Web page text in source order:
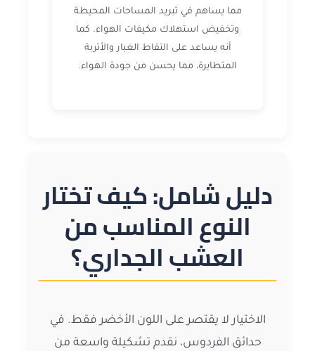
مما يساهم في تبريد المساحات المحيطة
وتخفيض استهلاك مكيفات الهواء. كما
أنه يساعد على التقاط الغبار والأتربة
المتطايرة، مما يحسن من جودة الهواء.
دليل شامل: كيف تختار
النوع المناسب من
العشب الجداري؟
الاختيار لا يقتصر على اللون الأخضر فقط. في
حدائق الفردوس، نقدم تشكيلة واسعة من